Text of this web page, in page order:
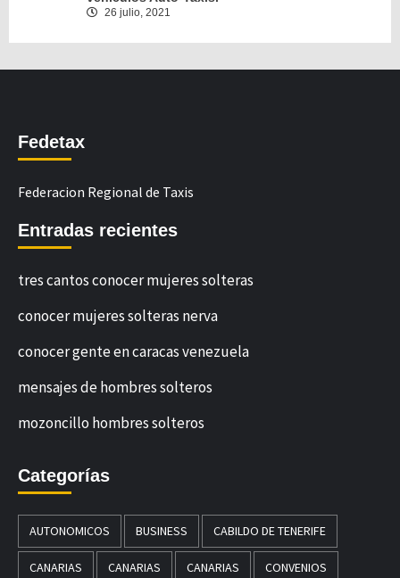
26 julio, 2021
Fedetax
Federacion Regional de Taxis
Entradas recientes
tres cantos conocer mujeres solteras
conocer mujeres solteras nerva
conocer gente en caracas venezuela
mensajes de hombres solteros
mozoncillo hombres solteros
Categorías
AUTONOMICOS BUSINESS CABILDO DE TENERIFE
CANARIAS CANARIAS CANARIAS CONVENIOS